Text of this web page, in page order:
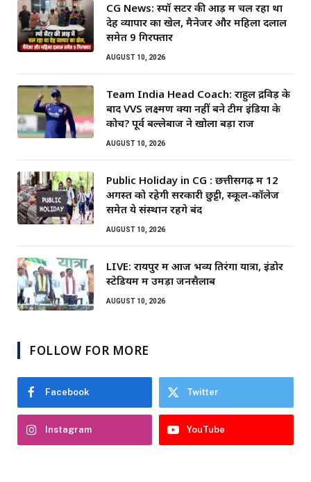
CG News: स्पॉ सेंटर की आड़ में चल रहा था
देह व्यापार का खेल, मैनेजर और महिला दलाल
समेत 9 गिरफ्तार
AUGUST 10, 2026
Team India Head Coach: राहुल द्रविड़ के
बाद VVS लक्ष्मण क्यों नहीं बने टीम इंडिया के
कोच? पूर्व बल्लेबाज ने खोला बड़ा राज
AUGUST 10, 2026
Public Holiday in CG : छत्तीसगढ़ में 12
अगस्त को रहेगी सरकारी छुट्टी, स्कूल-कॉलेज
समेत ये संस्थान रहेंगे बंद
AUGUST 10, 2026
LIVE: रायपुर में आज भव्य तिरंगा यात्रा, इंडोर
स्टेडियम में उमड़ा जनसैलाब
AUGUST 10, 2026
FOLLOW FOR MORE
Facebook Twitter
Instagram YouTube